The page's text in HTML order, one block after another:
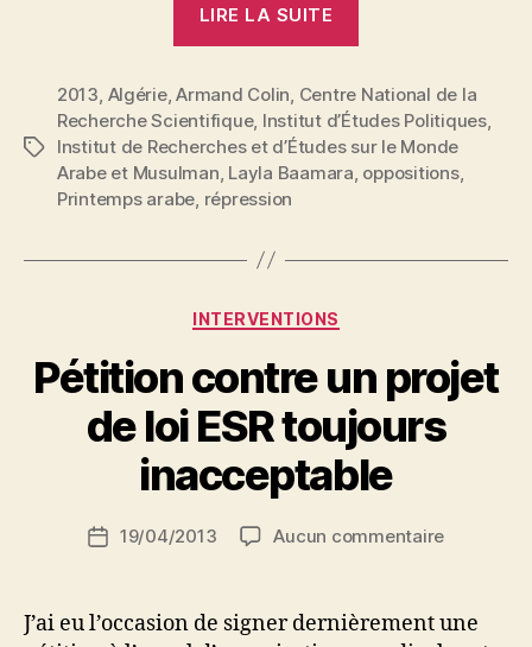
LIRE LA SUITE
jeunesse
et
«
nouvelles
oppositions
Étiquettes
2013 Algérie,Armand Colin Centre National de la
Recherche Scientifique, Institut d’Études Politiques,
Institut de Recherches et d’Études sur le Monde
Arabe et Musulman Layla Baamara oppositions,
Printemps arabe répression
Catégories
INTERVENTIONS
Pétition contre un projet
de loi ESR toujours
inacceptable
a
N
d
b
i
M
o
Date19/04/2013 Aucun commentairesur
un
J’ai eu l’occasion de signer dernièrement une